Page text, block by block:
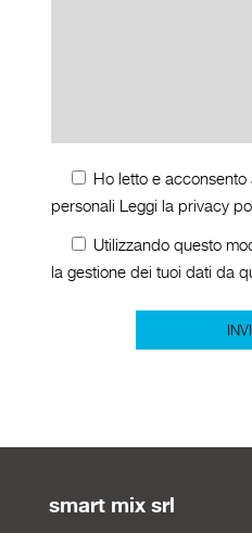
Ho letto e
personali Leggi la privacy
Utilizzando questo
la gestione dei tuoi dati da
smart mix srl